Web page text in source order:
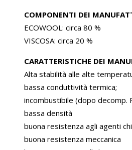
COMPONENTI DEI
ECOWOOL: circa 80 %
VISCOSA: circa 20 %
CARATTERISTICHE DEI
Alta stabilità alle alte
bassa conduttività termica;
incombustibile (dopo decomp.
bassa densità
buona resistenza agli agenti
buona resistenza meccanica